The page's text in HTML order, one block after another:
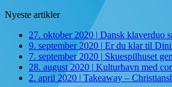
Nyeste artikler
27. oktober 2020 | Dansk klaverduo
9. september 2020 | Er du klar til
7. september 2020 | Skuespilhuset
28. august 2020 | Kulturhavn med
2. april 2020 | Takeaway –